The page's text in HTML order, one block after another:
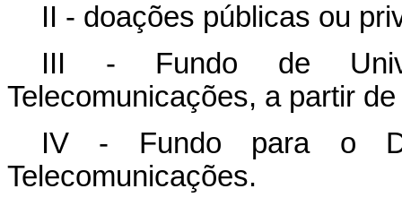
II - doações públicas ou
III - Fundo de
Telecomunicações, a partir
IV - Fundo para o
Telecomunicações.